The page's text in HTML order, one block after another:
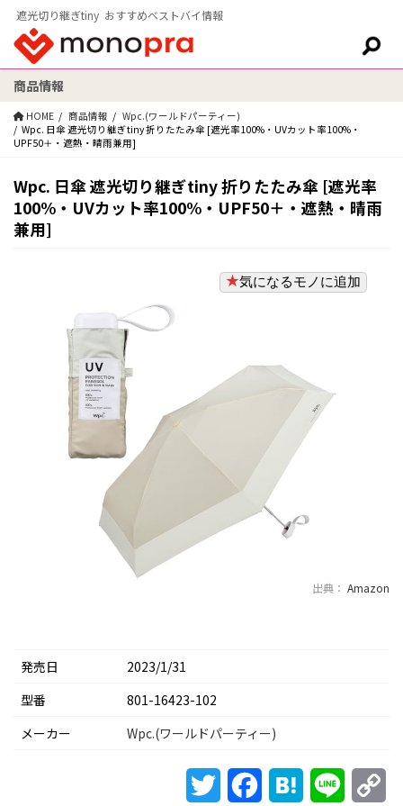
遮光切り継ぎtiny おすすめベストバイ情報
検索:
商品情報
HOME 商品情報
Wpc.(ワールドパーティー)
Wpc. 日傘 遮光切り継ぎtiny 折りたたみ傘 [遮光率100%・UVカット率100%・
UPF50＋・遮熱・晴雨兼用]
Wpc. 日傘 遮光切り継ぎtiny 折りたたみ傘 [遮光率
100%・UVカット率100%・UPF50＋・遮熱・晴雨
兼用]
気になるモノに追加
出典： Amazon
発売日
2023/1/31
型番
801-16423-102
メーカー
Wpc.(ワールドパーティー)
Twitter FacebookHatena Line